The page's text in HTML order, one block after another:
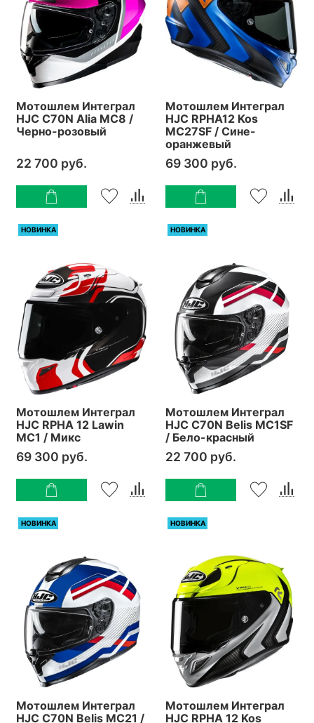
Мотошлем Интеграл
HJC C70N Alia MC8 /
Черно-розовый
22 700 руб.
Мотошлем Интеграл
HJC RPHA12 Kos
MC27SF / Сине-
оранжевый
69 300 руб.
НОВИНКА
Мотошлем Интеграл
HJC RPHA 12 Lawin
MC1 / Микс
69 300 руб.
НОВИНКА
Мотошлем Интеграл
HJC C70N Belis MC1SF
/ Бело-красный
22 700 руб.
НОВИНКА
Мотошлем Интеграл
HJC C70N Belis MC21 /
НОВИНКА
Мотошлем Интеграл
HJC RPHA 12 Kos